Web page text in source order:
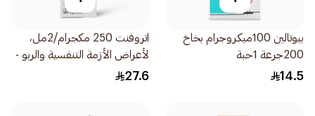
بيوتالين 100ميكروجرام بخاخ
200جرعة 1حبة
14.5
اتروفنت 250 مكجرام/2مل،
لأعراض الأزمة التنفسية والربو -
20قطعة
27.6